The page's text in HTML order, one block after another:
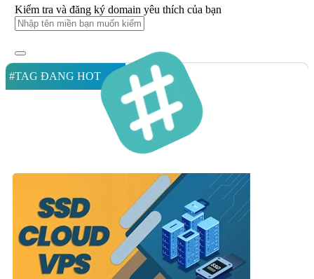
Kiểm tra và đăng ký domain yêu thích của bạn
#TAG ĐANG HOT